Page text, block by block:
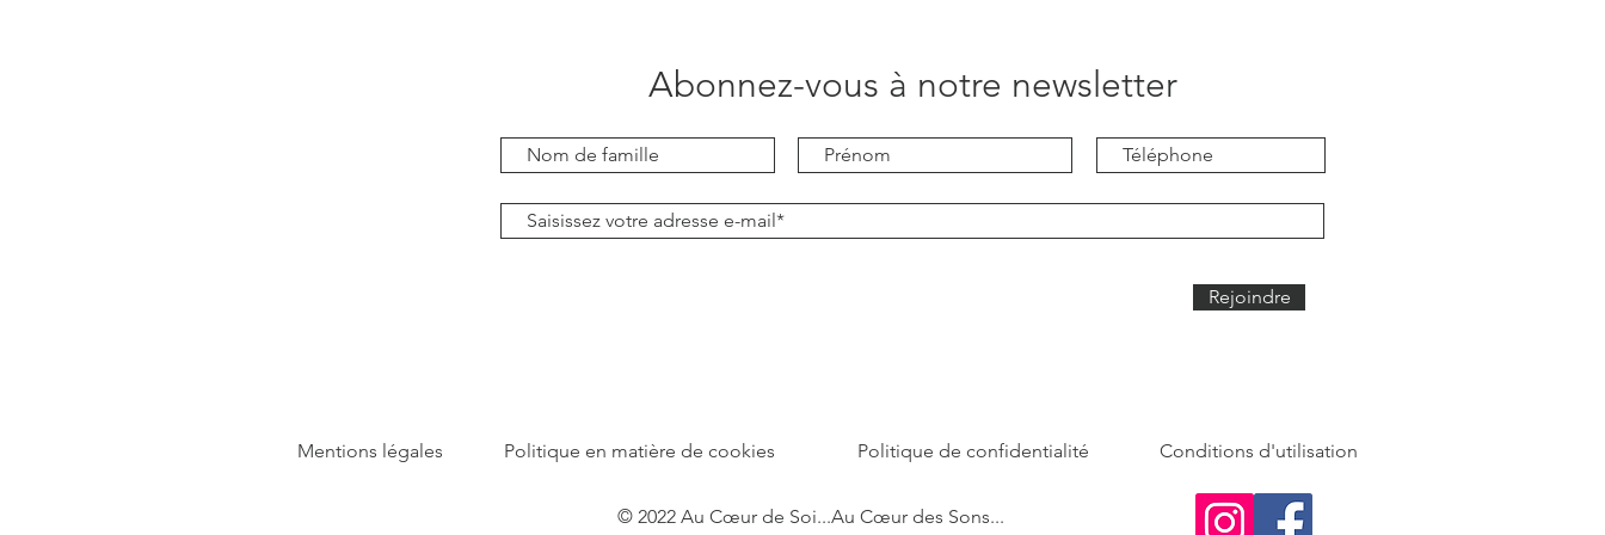
Abonnez-vous à notre newsletter
Rejoindre
Mentions légales Politique en matière de cookies Politique de confidentialité Conditions d'utilisation
© 2022 Au Cœur de Soi...Au Cœur des Sons...